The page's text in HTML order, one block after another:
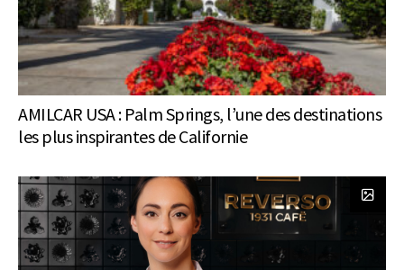
AMILCAR USA : Palm Springs, l’une des destinations
les plus inspirantes de Californie